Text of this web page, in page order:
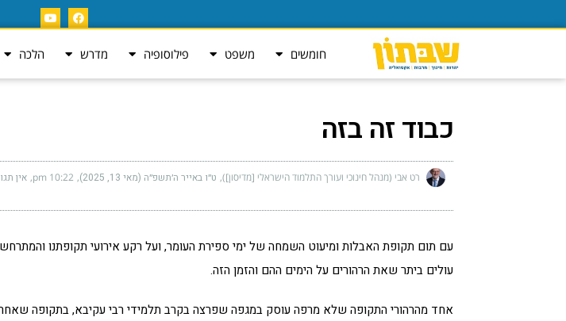
חומשים משפט פילוסופיה מדרש הלכה
כבוד זה בזה
רט אבי (מנהל חינוכי ועורך התלמוד הישראלי [מדיסון]) ט״ו באייר ה׳תשפ״ה (מאי 13, 2025) 10:22 pm אין
עם תום תקופת האבלות ומיעוט השמחה של ימי ספירת העומר, ועל רקע אירועי תקופתנו
עולים ביתר שאת הרהורים על הימים ההם והזמן הזה.
אחד מהרהורי התקופה שלא מרפה עוסק במגפה שפרצה בקרב תלמידי רבי עקיבא, בתקופה